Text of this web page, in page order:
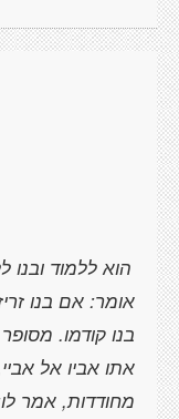
הוא ללמוד ובנו
אומר: אם בנו
בנו קודמו. מסופר
אתו אביו אל
מחודדות, אמר